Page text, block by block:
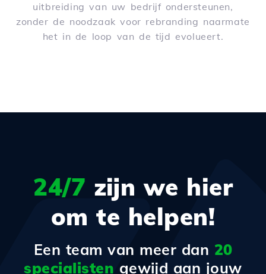
uitbreiding van uw bedrijf ondersteunen,
zonder de noodzaak voor rebranding naarmate
het in de loop van de tijd evolueert.
24/7 zijn we hier
om te helpen!
Een team van meer dan 20
specialisten gewijd aan jouw